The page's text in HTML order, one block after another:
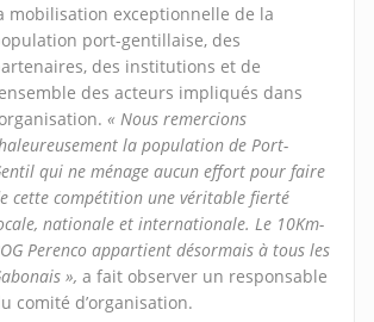
mobilisation exceptionnelle de la
port-gentillaise, des
des institutions et de
des acteurs impliqués dans
« Nous remercions
la population de Port-
qui ne ménage aucun effort pour faire
cette compétition une véritable fierté
nationale et internationale. Le 10Km-
Perenco appartient désormais à tous les
», a fait observer un responsable
comité d’organisation.